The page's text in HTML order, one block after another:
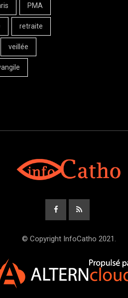
PMA
retraite
veillée
© Copyright InfoCatho 2021.